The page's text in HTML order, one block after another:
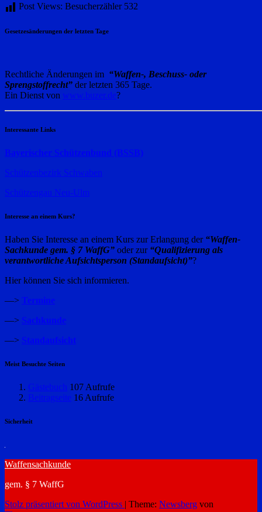
Post Views: Besucherzähler 532
Gesetzesänderungen der letzten Tage
Rechtliche Änderungen im “Waffen-, Beschuss- oder
Sprengstoffrecht” der letzten 365 Tage.
Ein Dienst von www.buzer.de?
Interessante Links
Bayerischer Schützenbund (BSSB)
Schützenbezirk Schwaben
Schützengau Neu-Ulm
Interesse an einem Kurs?
Haben Sie Interesse an einem Kurs zur Erlangung der “Waffen-
Sachkunde gem. § 7 WaffG” oder zur “Qualifizierung als
verantwortliche Aufsichtsperson (Standaufsicht)”?
Hier können Sie sich informieren.
—> Termine
—> Sachkunde
—> Standaufsicht
Meist Besuchte Seiten
Gästebuch 107 Aufrufe
Beitragseite 16 Aufrufe
Sicherheit
Waffensachkunde
gem. § 7 WaffG
Stolz präsentiert von WordPress | Theme: Newsberg von